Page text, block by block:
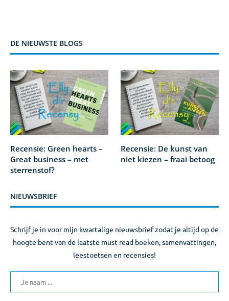
DE NIEUWSTE BLOGS
Recensie: Green hearts –
Great business – met
sterrenstof?
Recensie: De kunst van
niet kiezen – fraai betoog
NIEUWSBRIEF
Schrijf je in voor mijn kwartalige nieuwsbrief zodat je altijd op de
hoogte bent van de laatste must read boeken, samenvattingen,
leestoetsen en recensies!